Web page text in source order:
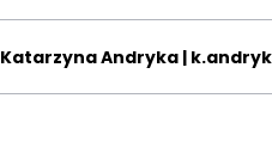
Katarzyna Andryka |